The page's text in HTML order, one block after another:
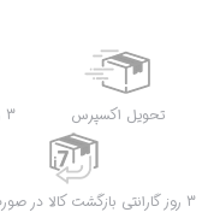
تحویل اکسپرس 3 روز گارانتی بازگشت وجه
3 روز گارانتی بازگشت کالا در صورت خرابی